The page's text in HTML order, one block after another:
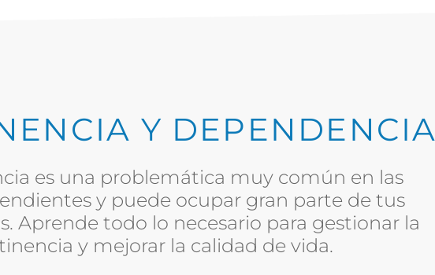
Y DEPENDENCIA
es una problemática muy común en las
y puede ocupar gran parte de tus
Aprende todo lo necesario para gestionar la
y mejorar la calidad de vida.